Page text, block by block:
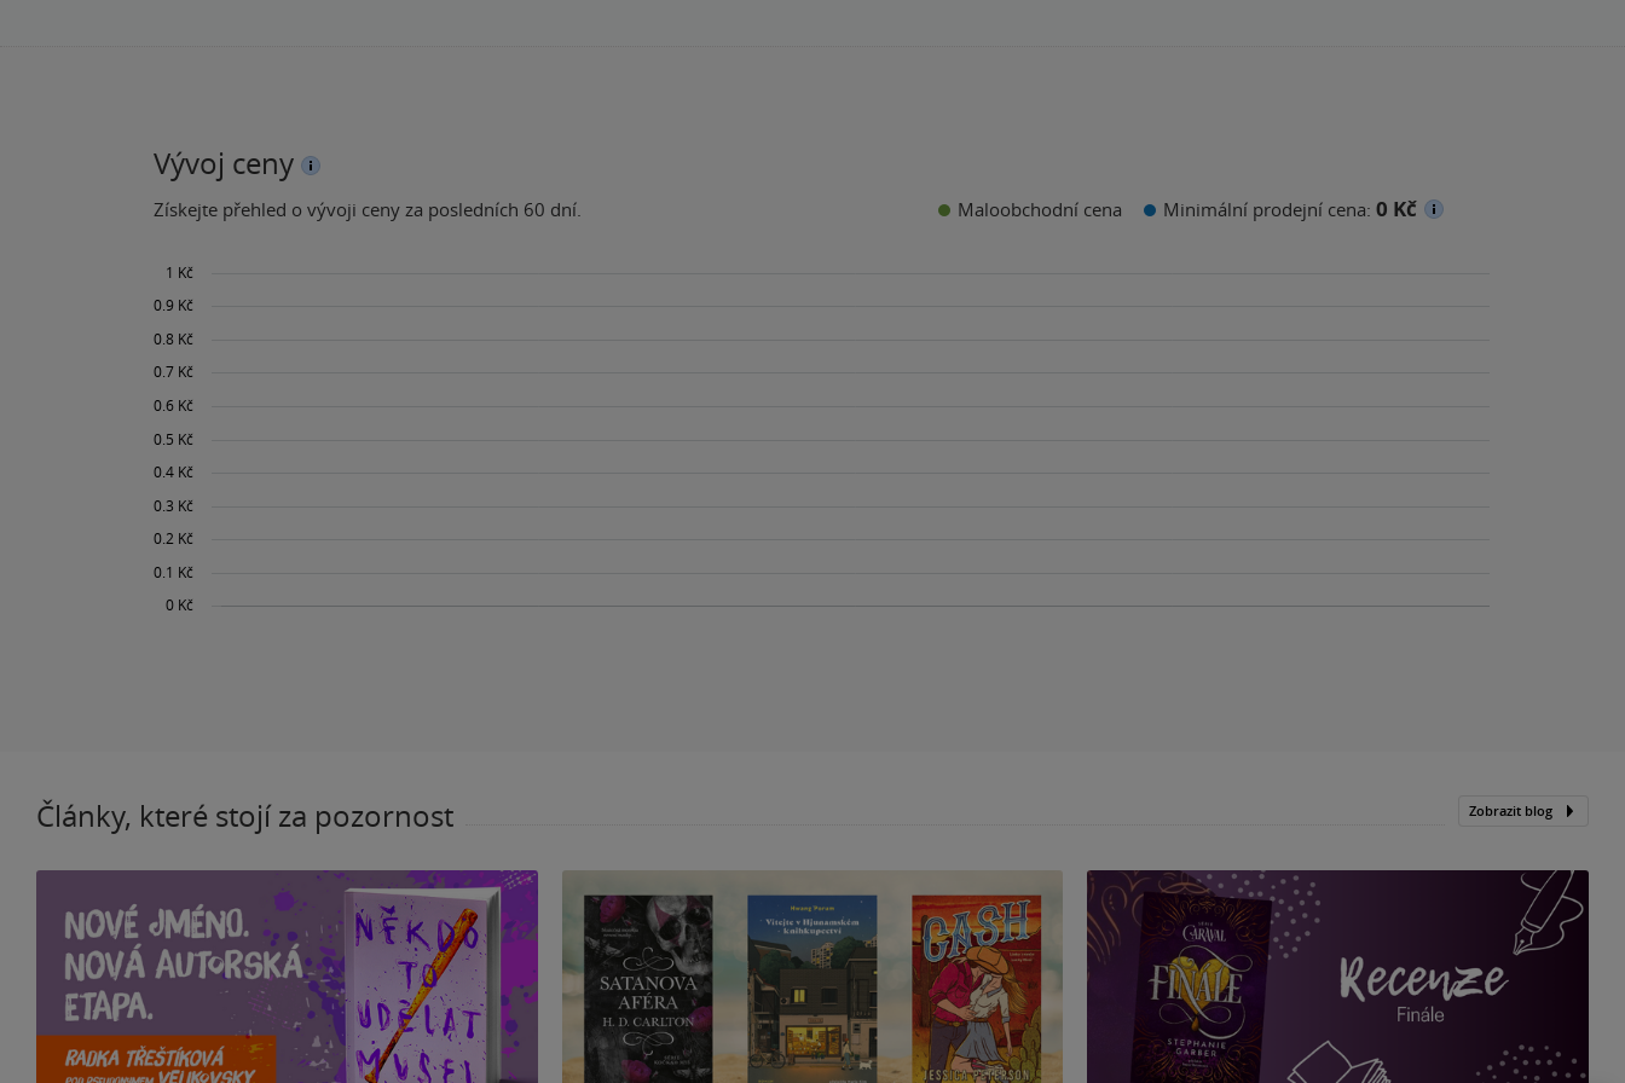
Vývoj ceny
Získejte přehled o vývoji ceny za posledních 60 dní. Maloobchodní cena Minimální prodejní cena: 0 Kč
Články, které stojí za pozornost Zobrazit blog